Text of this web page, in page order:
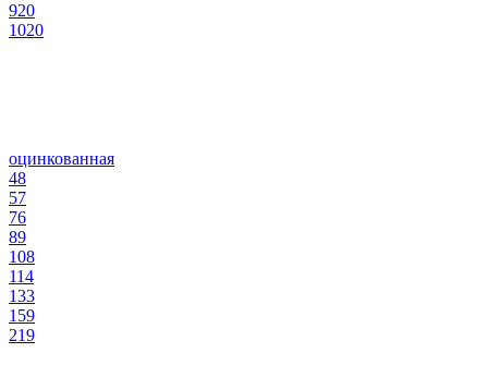
920
1020
оцинкованная
48
57
76
89
108
114
133
159
219